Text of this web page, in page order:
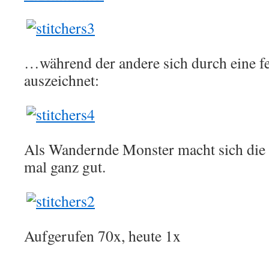
…während der andere sich durch eine
auszeichnet:
Als Wandernde Monster macht sich
mal ganz gut.
Aufgerufen 70x, heute 1x